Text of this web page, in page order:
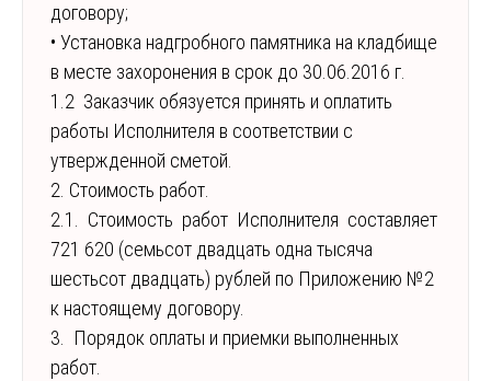
договору;
• Установка надгробного памятника на кладбище
в месте захоронения в срок до 30.06.2016 г.
1.2 Заказчик обязуется принять и оплатить
работы Исполнителя в соответствии с
утвержденной сметой.
2. Стоимость работ.
2.1. Стоимость работ Исполнителя составляет
721 620 (семьсот двадцать одна тысяча
шестьсот двадцать) рублей по Приложению №2
к настоящему договору.
3. Порядок оплаты и приемки выполненных
работ.